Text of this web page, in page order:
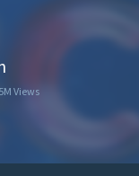
Views